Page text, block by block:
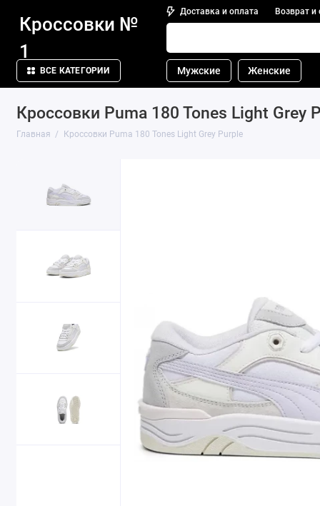
Доставка и оплата Возврат и
Кроссовки №
1
ВСЕ КАТЕГОРИИ Мужские Женские
Кроссовки Puma 180 Tones Light Grey
Главная Кроссовки Puma 180 Tones Light Grey Purple